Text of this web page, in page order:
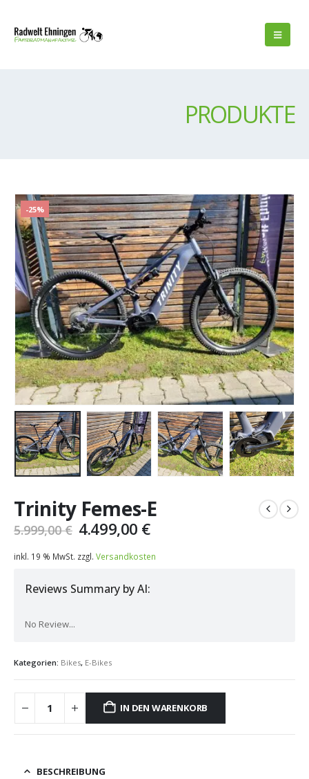
PRODUKTE
-25%
Trinity Femes-E
5.999,00€ Ursprünglicher
war:
4.499,00 €Aktueller
ist:
inkl. 19 % MwSt. zzgl. Versandkosten
Reviews Summary by AI:
No Review...
Kategorien: Bikes, E-Bikes
IN DEN WARENKORB
BESCHREIBUNG